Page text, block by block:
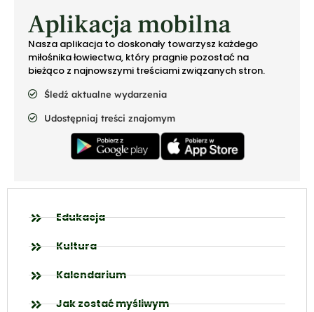
Aplikacja mobilna
Nasza aplikacja to doskonały towarzysz każdego
miłośnika łowiectwa, który pragnie pozostać na
bieżąco z najnowszymi treściami związanych stron.
Śledź aktualne wydarzenia
Udostępniaj treści znajomym
Edukacja
Kultura
Kalendarium
Jak zostać myśliwym